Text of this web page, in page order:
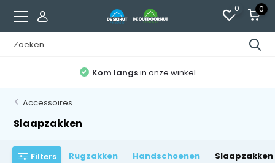
0 0
Kom langsin onze winkel
Accessoires
Slaapzakken
Filters Rugzakken Handschoenen Slaapzakken